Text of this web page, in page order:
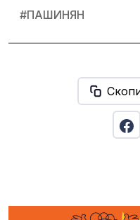
#ПАШИНЯН